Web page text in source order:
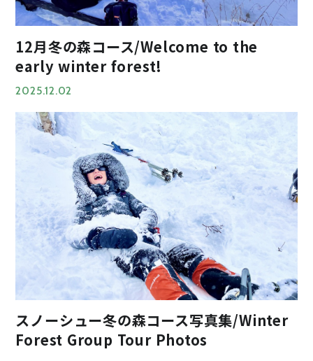
12月冬の森コース/Welcome to the
early winter forest!
2025.12.02
スノーシュー冬の森コース写真集/Winter
Forest Group Tour Photos